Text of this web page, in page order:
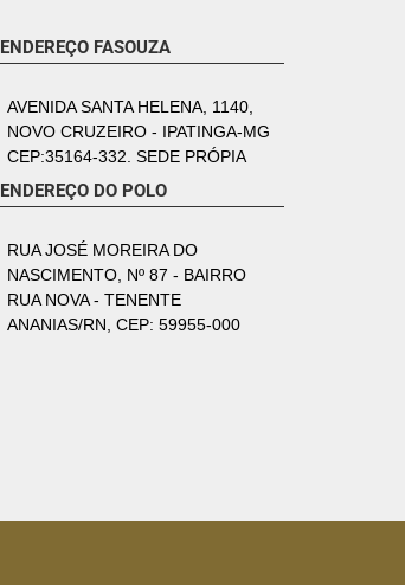
ENDEREÇO FASOUZA
AVENIDA SANTA HELENA, 1140,
NOVO CRUZEIRO - IPATINGA-MG
CEP:35164-332. SEDE PRÓPIA
ENDEREÇO DO POLO
RUA JOSÉ MOREIRA DO
NASCIMENTO, Nº 87 - BAIRRO
RUA NOVA - TENENTE
ANANIAS/RN, CEP: 59955-000